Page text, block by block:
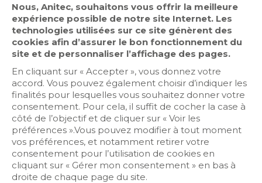
Nous, Anitec, souhaitons vous offrir la meilleure
expérience possible de notre site Internet. Les
technologies utilisées sur ce site génèrent des
cookies afin d’assurer le bon fonctionnement du
site et de personnaliser l’affichage des pages.
En cliquant sur « Accepter », vous donnez votre
accord. Vous pouvez également choisir d’indiquer les
finalités pour lesquelles vous souhaitez donner votre
consentement. Pour cela, il suffit de cocher la case à
côté de l’objectif et de cliquer sur « Voir les
préférences ».Vous pouvez modifier à tout moment
vos préférences, et notamment retirer votre
consentement pour l’utilisation de cookies en
cliquant sur « Gérer mon consentement » en bas à
droite de chaque page du site.
Contrôle d’accès
Détection intrusion
Vidéosurveillance